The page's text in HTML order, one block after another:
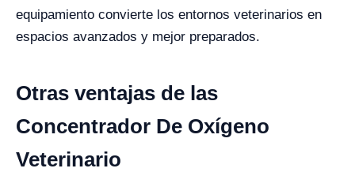
equipamiento convierte los entornos veterinarios en
espacios avanzados y mejor preparados.
Otras ventajas de las
Concentrador De Oxígeno
Veterinario